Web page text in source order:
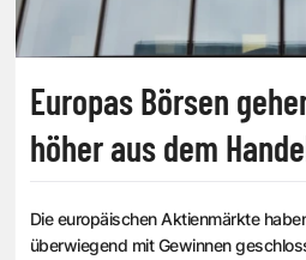
Europas Börsen
höher aus dem
Die europäischen Aktienmärkte
überwiegend mit Gewinnen